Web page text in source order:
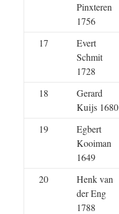
Pinxteren
1756
17
Evert
Schmit
1728
18
Gerard
Kuijs 1680
19
Egbert
Kooiman
1649
20
Henk van
der Eng
1788